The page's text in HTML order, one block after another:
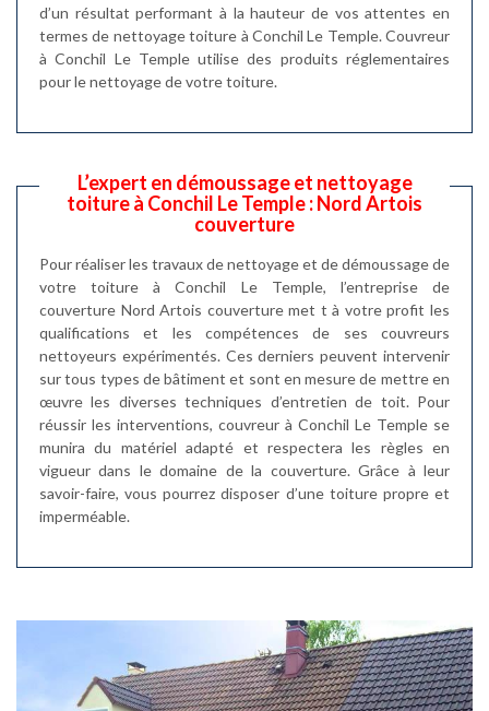
d’un résultat performant à la hauteur de vos attentes en
termes de nettoyage toiture à Conchil Le Temple. Couvreur
à Conchil Le Temple utilise des produits réglementaires
pour le nettoyage de votre toiture.
L’expert en démoussage et nettoyage
toiture à Conchil Le Temple : Nord Artois
couverture
Pour réaliser les travaux de nettoyage et de démoussage de
votre toiture à Conchil Le Temple, l’entreprise de
couverture Nord Artois couverture met t à votre profit les
qualifications et les compétences de ses couvreurs
nettoyeurs expérimentés. Ces derniers peuvent intervenir
sur tous types de bâtiment et sont en mesure de mettre en
œuvre les diverses techniques d’entretien de toit. Pour
réussir les interventions, couvreur à Conchil Le Temple se
munira du matériel adapté et respectera les règles en
vigueur dans le domaine de la couverture. Grâce à leur
savoir-faire, vous pourrez disposer d’une toiture propre et
imperméable.